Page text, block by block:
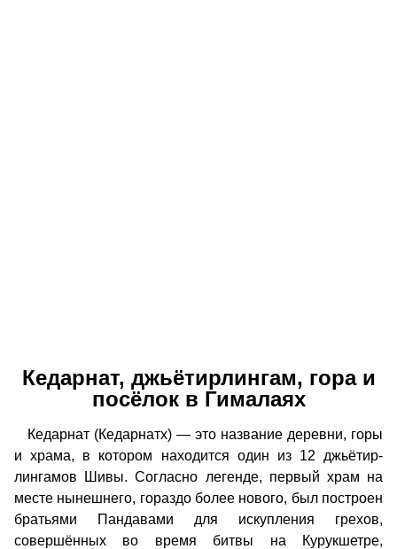
Кедарнат, джьётирлингам, гора и
посёлок в Гималаях
Кедарнат (Кедарнатх) — это название деревни, горы
и храма, в котором находится один из 12 джьётир-
лингамов Шивы. Согласно легенде, первый храм на
месте нынешнего, гораздо более нового, был построен
братьями Пандавами для искупления грехов,
совершённых во время битвы на Курукшетре,